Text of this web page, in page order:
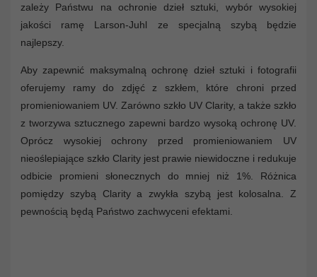
zależy Państwu na ochronie dzieł sztuki, wybór wysokiej
jakości ramę Larson-Juhl ze specjalną szybą będzie
najlepszy.
Aby zapewnić maksymalną ochronę dzieł sztuki i fotografii
oferujemy ramy do zdjęć z szkłem, które chroni przed
promieniowaniem UV. Zarówno szkło UV Clarity, a także szkło
z tworzywa sztucznego zapewni bardzo wysoką ochronę UV.
Oprócz wysokiej ochrony przed promieniowaniem UV
nieoślepiające szkło Clarity jest prawie niewidoczne i redukuje
odbicie promieni słonecznych do mniej niż 1%. Różnica
pomiędzy szybą Clarity a zwykła szybą jest kolosalna. Z
pewnością będą Państwo zachwyceni efektami.